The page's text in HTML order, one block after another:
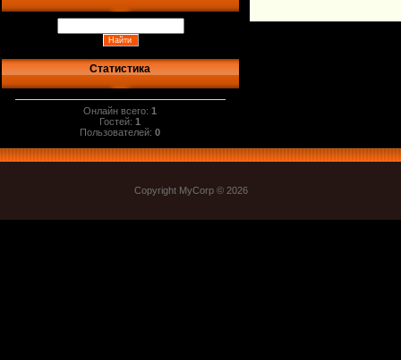
Статистика
Онлайн всего:1
Гостей:1
Пользователей:0
Copyright MyCorp © 2026